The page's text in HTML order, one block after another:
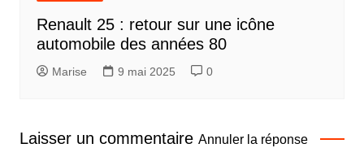
Renault 25 : retour sur une icône
automobile des années 80
Marise 9 mai 2025 0
Laisser un commentaire Annuler la réponse